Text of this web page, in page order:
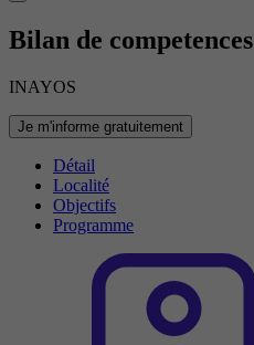
Bilan de competences
INAYOS
Je m'informe gratuitement
Détail
Localité
Objectifs
Programme